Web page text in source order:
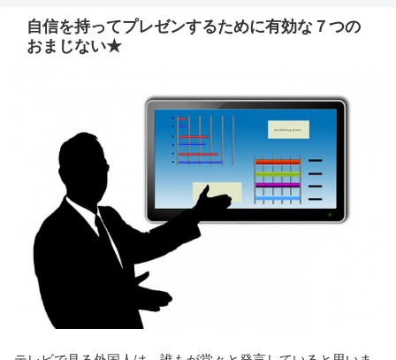
自信を持ってプレゼンするために有効な７つの
おまじない★